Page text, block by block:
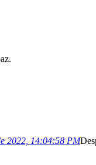
2022, 14:04:58 PM